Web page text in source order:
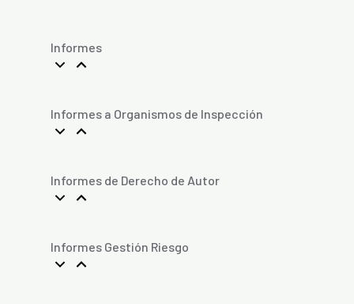
Informes
Informes a Organismos de Inspección
Informes de Derecho de Autor
Informes Gestión Riesgo